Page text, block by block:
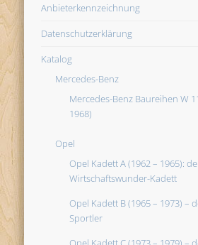
Anbieterkennzeichnung
Datenschutzerklärung
Katalog
Mercedes-Benz
Mercedes-Benz Baureihen W
1968)
Opel
Opel Kadett A (1962 – 1965):
Wirtschaftswunder-Kadett
Opel Kadett B (1965 – 1973) –
Sportler